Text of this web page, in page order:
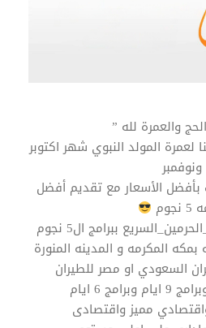
والعمرة لله ”
لعمرة المولد النبوي شهر اكتوبر
ونوفمبر
الأسعار مع تقديم أفضل
ببرامج ال5 نجوم
بمكه المكرمه و المدينه المنورة
السعودي او مصر للطيران